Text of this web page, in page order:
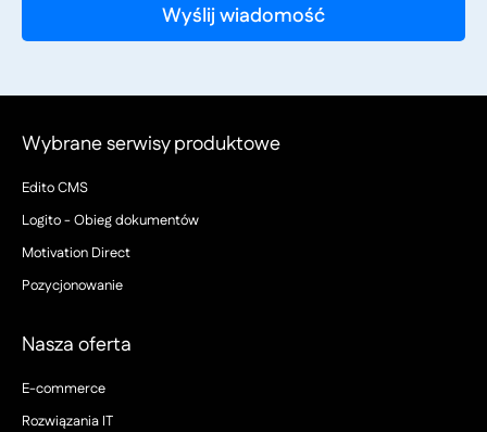
Wybrane serwisy produktowe
Edito CMS
Logito - Obieg dokumentów
Motivation Direct
Pozycjonowanie
Nasza oferta
E-commerce
Rozwiązania IT